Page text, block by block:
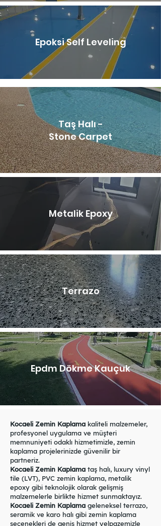
Epoksi Self Leveling
Taş Halı -
Stone Carpet
Metalik Epoxy
Terrazo
Epdm Dökme Kauçuk
Kocaeli Zemin Kaplama kaliteli malzemeler,
profesyonel uygulama ve müşteri
memnuniyeti odaklı hizmetimizle, zemin
kaplama projelerinizde güvenilir bir
partneriz.
Kocaeli Zemin Kaplama taş halı, luxury vinyl
tile (LVT), PVC zemin kaplama, metalik
epoxy gibi teknolojik olarak gelişmiş
malzemelerle birlikte hizmet sunmaktayız.
Kocaeli Zemin Kaplama geleneksel terrazo,
seramik ve karo halı gibi zemin kaplama
seçenekleri de geniş hizmet yelpazemizle